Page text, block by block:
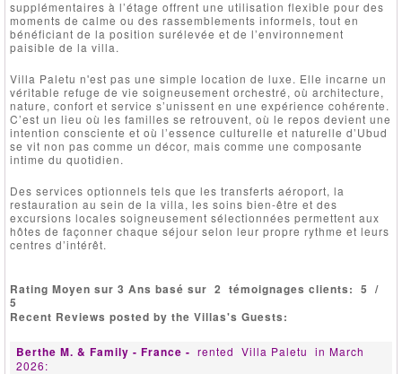
supplémentaires à l’étage offrent une utilisation flexible pour des
moments de calme ou des rassemblements informels, tout en
bénéficiant de la position surélevée et de l’environnement
paisible de la villa.
Villa Paletu n'est pas une simple location de luxe. Elle incarne un
véritable refuge de vie soigneusement orchestré, où architecture,
nature, confort et service s’unissent en une expérience cohérente.
C’est un lieu où les familles se retrouvent, où le repos devient une
intention consciente et où l’essence culturelle et naturelle d’Ubud
se vit non pas comme un décor, mais comme une composante
intime du quotidien.
Des services optionnels tels que les transferts aéroport, la
restauration au sein de la villa, les soins bien-être et des
excursions locales soigneusement sélectionnées permettent aux
hôtes de façonner chaque séjour selon leur propre rythme et leurs
centres d’intérêt.
Rating Moyen sur 3 Ans basé sur 2 témoignages clients: 5 /
5
Recent Reviews posted by the Villas's Guests:
Berthe M. & Family - France - rented Villa Paletu in March
2026: